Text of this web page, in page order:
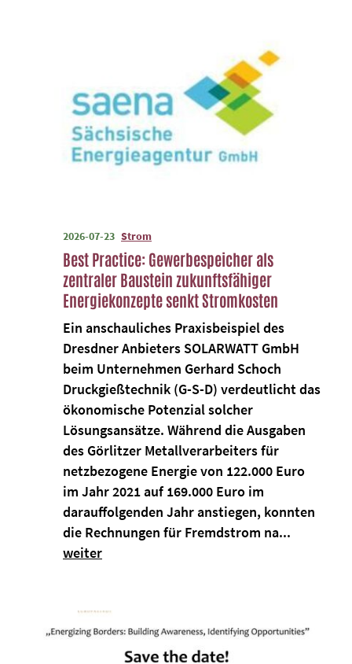
2026-07-23 Strom
Best Practice: Gewerbespeicher als
zentraler Baustein zukunftsfähiger
Energiekonzepte senkt Stromkosten
Ein anschauliches Praxisbeispiel des
Dresdner Anbieters SOLARWATT GmbH
beim Unternehmen Gerhard Schoch
Druckgießtechnik (G-S-D) verdeutlicht das
ökonomische Potenzial solcher
Lösungsansätze. Während die Ausgaben
des Görlitzer Metallverarbeiters für
netzbezogene Energie von 122.000 Euro
im Jahr 2021 auf 169.000 Euro im
darauffolgenden Jahr anstiegen, konnten
die Rechnungen für Fremdstrom na...
weiter